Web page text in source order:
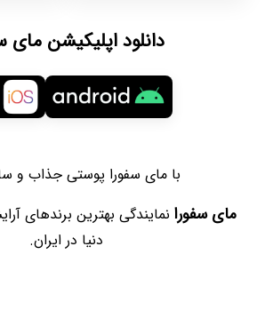
دانلود اپلیکیشن مای
با مای سفورا پوستی جذاب و
مای سفورا نمایندگی بهترین برندهای
دنیا در ایران.